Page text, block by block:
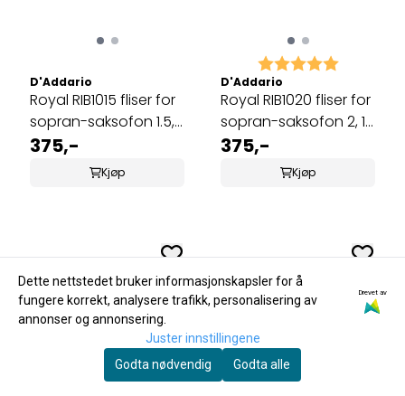
D'Addario
Royal RIB1015 fliser for
sopran-saksofon 1.5,
10 stk
375,-
Kjøp
Karakter: 5.0 av 5
D'Addario
Royal RIB1020 fliser for
sopran-saksofon 2, 10
stk
375,-
Kjøp
Dette nettstedet bruker informasjonskapsler for å
fungere korrekt, analysere trafikk, personalisering av
annonser og annonsering.
Drevet av
Juster innstillingene
Godta nødvendig
Godta alle